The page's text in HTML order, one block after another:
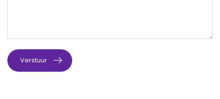
Verstuur